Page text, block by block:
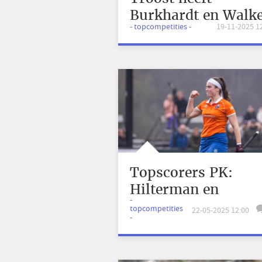
Burkhardt en
in het vizier
- topcompetities - 19-11-2025
Topscorers PK:
Hilterman en
Borsten op
poleposition
-
topcompetities
-
22-05-2025 12:00